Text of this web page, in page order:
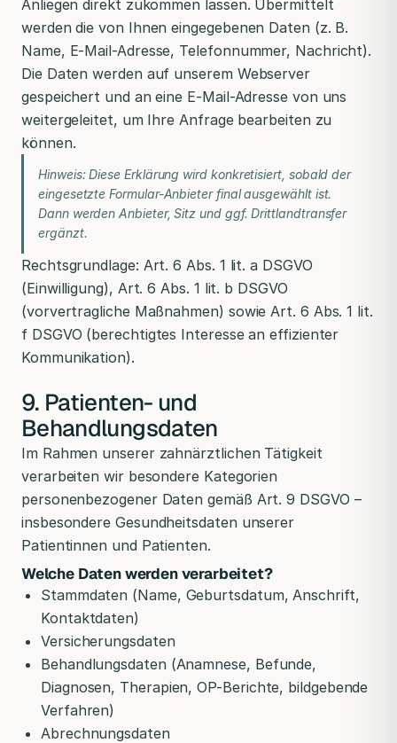
Anliegen direkt zukommen lassen. Übermittelt
werden die von Ihnen eingegebenen Daten (z. B.
Name, E-Mail-Adresse, Telefonnummer, Nachricht).
Die Daten werden auf unserem Webserver
gespeichert und an eine E-Mail-Adresse von uns
weitergeleitet, um Ihre Anfrage bearbeiten zu
können.
Hinweis: Diese Erklärung wird konkretisiert, sobald der
eingesetzte Formular-Anbieter final ausgewählt ist.
Dann werden Anbieter, Sitz und ggf. Drittlandtransfer
ergänzt.
Rechtsgrundlage: Art. 6 Abs. 1 lit. a DSGVO
(Einwilligung), Art. 6 Abs. 1 lit. b DSGVO
(vorvertragliche Maßnahmen) sowie Art. 6 Abs. 1 lit.
f DSGVO (berechtigtes Interesse an effizienter
Kommunikation).
9. Patienten- und
Behandlungsdaten
Im Rahmen unserer zahnärztlichen Tätigkeit
verarbeiten wir besondere Kategorien
personenbezogener Daten gemäß Art. 9 DSGVO –
insbesondere Gesundheitsdaten unserer
Patientinnen und Patienten.
Welche Daten werden verarbeitet?
Stammdaten (Name, Geburtsdatum, Anschrift,
Kontaktdaten)
Versicherungsdaten
Behandlungsdaten (Anamnese, Befunde,
Diagnosen, Therapien, OP-Berichte, bildgebende
Verfahren)
Abrechnungsdaten